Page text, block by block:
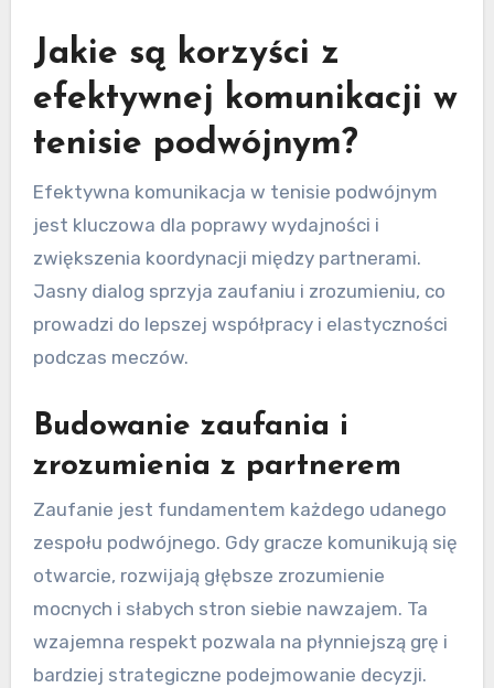
Jakie są korzyści z
efektywnej komunikacji w
tenisie podwójnym?
Efektywna komunikacja w tenisie podwójnym
jest kluczowa dla poprawy wydajności i
zwiększenia koordynacji między partnerami.
Jasny dialog sprzyja zaufaniu i zrozumieniu, co
prowadzi do lepszej współpracy i elastyczności
podczas meczów.
Budowanie zaufania i
zrozumienia z partnerem
Zaufanie jest fundamentem każdego udanego
zespołu podwójnego. Gdy gracze komunikują się
otwarcie, rozwijają głębsze zrozumienie
mocnych i słabych stron siebie nawzajem. Ta
wzajemna respekt pozwala na płynniejszą grę i
bardziej strategiczne podejmowanie decyzji.